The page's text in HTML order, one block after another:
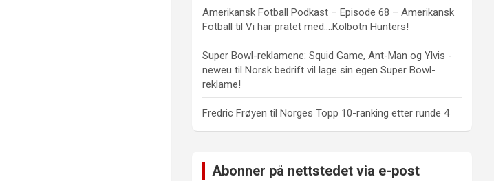
Amerikansk Fotball Podkast – Episode 68 – Amerikansk
Fotball tilVi har pratet med….Kolbotn Hunters!
Super Bowl-reklamene: Squid Game, Ant-Man og Ylvis -
neweu tilNorsk bedrift vil lage sin egen Super Bowl-
reklame!
Fredric Frøyen tilNorges Topp 10-ranking etter runde 4
Abonner på nettstedet via e-post